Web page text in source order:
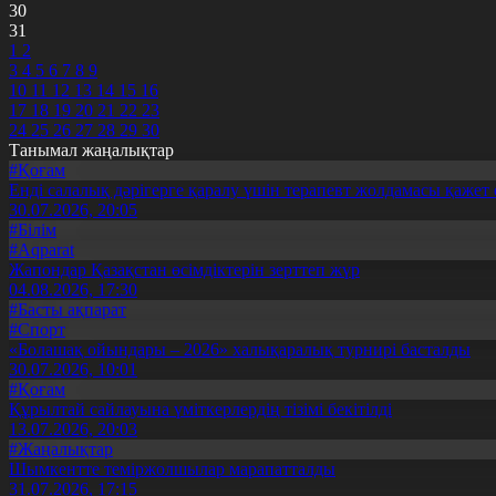
30
31
1 2
3 4 5 6 7 8 9
10 11 12 13 14 15 16
17 18 19 20 21 22 23
24 25 26 27 28 29 30
Танымал жаңалықтар
#Қоғам
Енді салалық дәрігерге қаралу үшін терапевт жолдамасы қажет
30.07.2026, 20:05
#Білім
#Aqparat
Жапондар Қазақстан өсімдіктерін зерттеп жүр
04.08.2026, 17:30
#Басты ақпарат
#Спорт
«Болашақ ойындары – 2026» халықаралық турнирі басталды
30.07.2026, 10:01
#Қоғам
Құрылтай сайлауына үміткерлердің тізімі бекітілді
13.07.2026, 20:03
#Жаңалықтар
Шымкентте теміржолшылар марапатталды
31.07.2026, 17:15